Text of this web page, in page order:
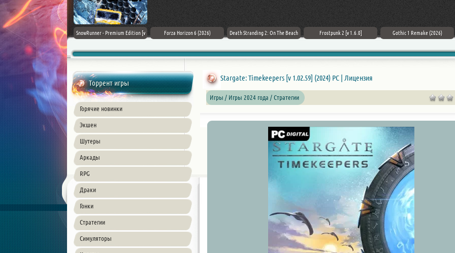
Assassin's Creed Black Flag
Resynced (2026) PC
SnowRunner - Premium Edition [v
Forza Horizon 6 (2026) Death Stranding 2: On The Beach Frostpunk 2 [v 1.6.0] Gothic 1 Remake (2026)
Торрент игры
Горячие новинки
Экшен
Шутеры
Аркады
RPG
Драки
Гонки
Стратегии
Симуляторы
Stargate: Timekeepers [v 1.02.59] (2024) PC | Лицензия
Игры / Игры 2024 года / Стратегии